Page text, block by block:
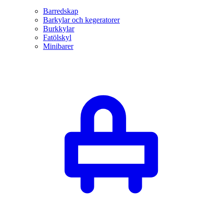
Barredskap
Barkylar och kegeratorer
Burkkylar
Fatölskyl
Minibarer